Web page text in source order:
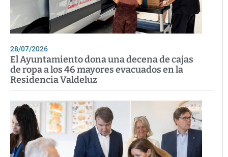
28/07/2026
El Ayuntamiento dona una decena de cajas
de ropa a los 46 mayores evacuados en la
Residencia Valdeluz